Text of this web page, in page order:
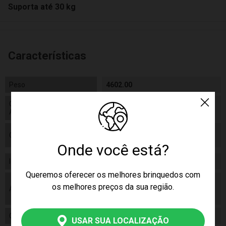
Onde você está?
Queremos oferecer os melhores brinquedos com
os melhores preços da sua região.
USAR SUA LOCALIZAÇÃO
Suporta até 30 kg
Características
4602.00
Código de Homologação Anatel
Certificado/ Selo Inmetro
As cores podem variar entre as imagens
mostradas acima e o produto. Imagens
Gênero Masculino